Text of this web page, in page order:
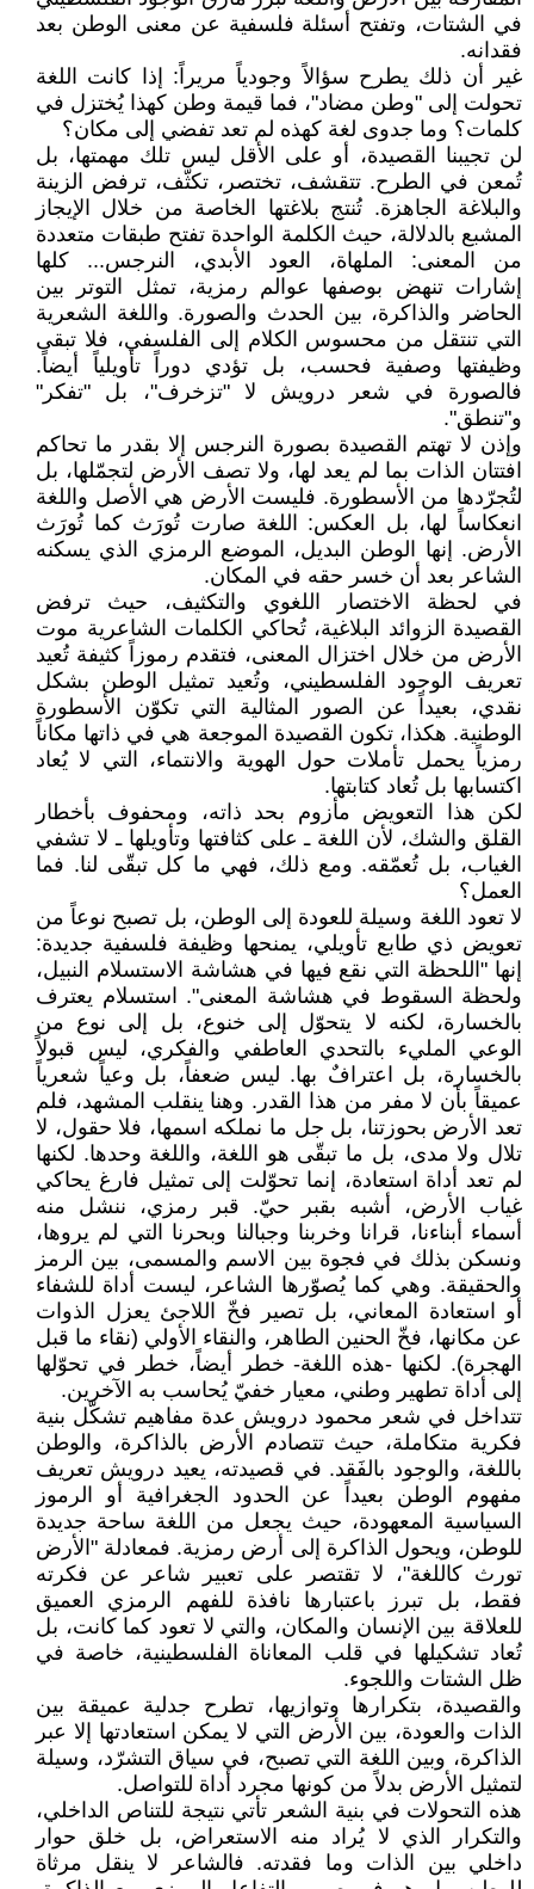
في الشتات، وتفتح أسئلة فلسفية عن معنى الوطن بعد
فقدانه.
غير أن ذلك يطرح سؤالاً وجودياً مريراً: إذا كانت اللغة
تحولت إلى "وطن مضاد"، فما قيمة وطن كهذا يُختزل في
كلمات؟ وما جدوى لغة كهذه لم تعد تفضي إلى مكان؟
لن تجيبنا القصيدة، أو على الأقل ليس تلك مهمتها، بل
تُمعن في الطرح. تتقشف، تختصر، تكثّف، ترفض الزينة
والبلاغة الجاهزة. تُنتج بلاغتها الخاصة من خلال الإيجاز
المشبع بالدلالة، حيث الكلمة الواحدة تفتح طبقات متعددة
من المعنى: الملهاة، العود الأبدي، النرجس... كلها
إشارات تنهض بوصفها عوالم رمزية، تمثل التوتر بين
الحاضر والذاكرة، بين الحدث والصورة. واللغة الشعرية
التي تنتقل من محسوس الكلام إلى الفلسفي، فلا تبقى
وظيفتها وصفية فحسب، بل تؤدي دوراً تأويلياً أيضاً.
فالصورة في شعر درويش لا "تزخرف"، بل "تفكر"
و"تنطق".
وإذن لا تهتم القصيدة بصورة النرجس إلا بقدر ما تحاكم
افتتان الذات بما لم يعد لها، ولا تصف الأرض لتجمّلها، بل
لتُجرّدها من الأسطورة. فليست الأرض هي الأصل واللغة
انعكاساً لها، بل العكس: اللغة صارت تُورَث كما تُورَث
الأرض. إنها الوطن البديل، الموضع الرمزي الذي يسكنه
الشاعر بعد أن خسر حقه في المكان.
في لحظة الاختصار اللغوي والتكثيف، حيث ترفض
القصيدة الزوائد البلاغية، تُحاكي الكلمات الشاعرية موت
الأرض من خلال اختزال المعنى، فتقدم رموزاً كثيفة تُعيد
تعريف الوجود الفلسطيني، وتُعيد تمثيل الوطن بشكل
نقدي، بعيداً عن الصور المثالية التي تكوّن الأسطورة
الوطنية. هكذا، تكون القصيدة الموجعة هي في ذاتها مكاناً
رمزياً يحمل تأملات حول الهوية والانتماء، التي لا يُعاد
اكتسابها بل تُعاد كتابتها.
لكن هذا التعويض مأزوم بحد ذاته، ومحفوف بأخطار
القلق والشك، لأن اللغة ـ على كثافتها وتأويلها ـ لا تشفي
الغياب، بل تُعمّقه. ومع ذلك، فهي ما كل تبقّى لنا. فما
العمل؟
لا تعود اللغة وسيلة للعودة إلى الوطن، بل تصبح نوعاً من
تعويض ذي طابع تأويلي، يمنحها وظيفة فلسفية جديدة:
إنها "اللحظة التي نقع فيها في هشاشة الاستسلام النبيل،
ولحظة السقوط في هشاشة المعنى". استسلام يعترف
بالخسارة، لكنه لا يتحوّل إلى خنوع، بل إلى نوع من
الوعي المليء بالتحدي العاطفي والفكري، ليس قبولاً
بالخسارة، بل اعترافٌ بها. ليس ضعفاً، بل وعياً شعرياً
عميقاً بأن لا مفر من هذا القدر. وهنا ينقلب المشهد، فلم
تعد الأرض بحوزتنا، بل جل ما نملكه اسمها، فلا حقول، لا
تلال ولا مدى، بل ما تبقّى هو اللغة، واللغة وحدها. لكنها
لم تعد أداة استعادة، إنما تحوّلت إلى تمثيل فارغ يحاكي
غياب الأرض، أشبه بقبر حيّ. قبر رمزي، ننشل منه
أسماء أبناءنا، قرانا وخربنا وجبالنا وبحرنا التي لم يروها،
ونسكن بذلك في فجوة بين الاسم والمسمى، بين الرمز
والحقيقة. وهي كما يُصوّرها الشاعر، ليست أداة للشفاء
أو استعادة المعاني، بل تصير فخّ اللاجئ يعزل الذوات
عن مكانها، فخّ الحنين الطاهر، والنقاء الأولي (نقاء ما قبل
الهجرة). لكنها -هذه اللغة- خطر أيضاً، خطر في تحوّلها
إلى أداة تطهير وطني، معيار خفيّ يُحاسب به الآخرين.
تتداخل في شعر محمود درويش عدة مفاهيم تشكّل بنية
فكرية متكاملة، حيث تتصادم الأرض بالذاكرة، والوطن
باللغة، والوجود بالفَقد. في قصيدته، يعيد درويش تعريف
مفهوم الوطن بعيداً عن الحدود الجغرافية أو الرموز
السياسية المعهودة، حيث يجعل من اللغة ساحة جديدة
للوطن، ويحول الذاكرة إلى أرض رمزية. فمعادلة "الأرض
تورث كاللغة"، لا تقتصر على تعبير شاعر عن فكرته
فقط، بل تبرز باعتبارها نافذة للفهم الرمزي العميق
للعلاقة بين الإنسان والمكان، والتي لا تعود كما كانت، بل
تُعاد تشكيلها في قلب المعاناة الفلسطينية، خاصة في
ظل الشتات واللجوء.
والقصيدة، بتكرارها وتوازيها، تطرح جدلية عميقة بين
الذات والعودة، بين الأرض التي لا يمكن استعادتها إلا عبر
الذاكرة، وبين اللغة التي تصبح، في سياق التشرّد، وسيلة
لتمثيل الأرض بدلاً من كونها مجرد أداة للتواصل.
هذه التحولات في بنية الشعر تأتي نتيجة للتناص الداخلي،
والتكرار الذي لا يُراد منه الاستعراض، بل خلق حوار
داخلي بين الذات وما فقدته. فالشاعر لا ينقل مرثاة